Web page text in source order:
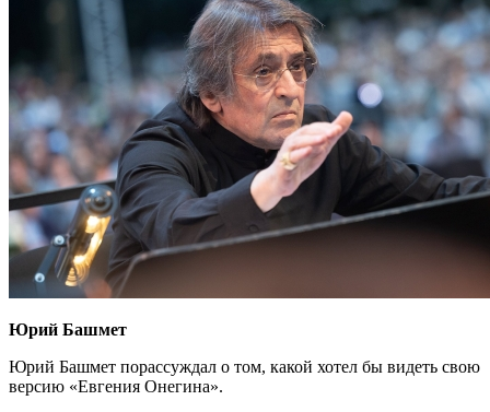
Юрий Башмет
Юрий Башмет порассуждал о том, какой хотел бы видеть свою
версию «Евгения Онегина».